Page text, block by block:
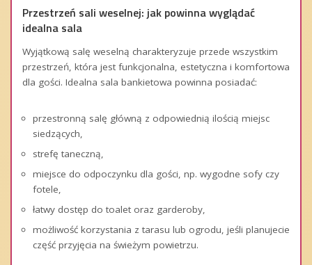
Przestrzeń sali weselnej: jak powinna wyglądać
idealna sala
Wyjątkową salę weselną charakteryzuje przede wszystkim
przestrzeń, która jest funkcjonalna, estetyczna i komfortowa
dla gości. Idealna sala bankietowa powinna posiadać:
przestronną salę główną z odpowiednią ilością miejsc
siedzących,
strefę taneczną,
miejsce do odpoczynku dla gości, np. wygodne sofy czy
fotele,
łatwy dostęp do toalet oraz garderoby,
możliwość korzystania z tarasu lub ogrodu, jeśli planujecie
część przyjęcia na świeżym powietrzu.